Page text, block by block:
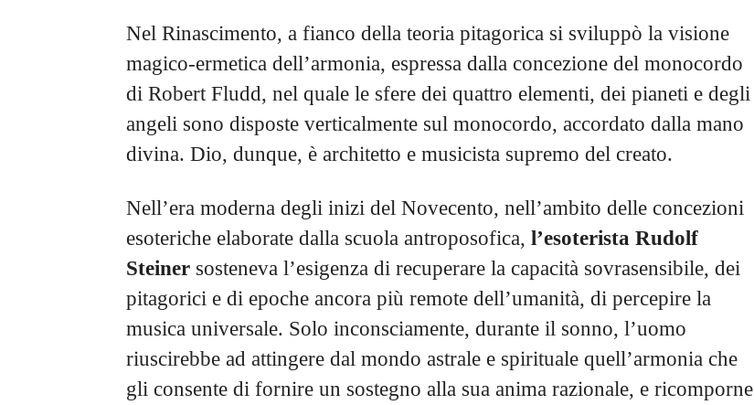
Nel Rinascimento, a fianco della teoria pitagorica si sviluppò la visione
magico-ermetica dell’armonia, espressa dalla concezione del monocordo
di Robert Fludd, nel quale le sfere dei quattro elementi, dei pianeti e degli
angeli sono disposte verticalmente sul monocordo, accordato dalla mano
divina. Dio, dunque, è architetto e musicista supremo del creato.
Nell’era moderna degli inizi del Novecento, nell’ambito delle concezioni
esoteriche elaborate dalla scuola antroposofica, l’esoterista Rudolf
Steiner sosteneva l’esigenza di recuperare la capacità sovrasensibile, dei
pitagorici e di epoche ancora più remote dell’umanità, di percepire la
musica universale. Solo inconsciamente, durante il sonno, l’uomo
riuscirebbe ad attingere dal mondo astrale e spirituale quell’armonia che
gli consente di fornire un sostegno alla sua anima razionale, e ricomporne